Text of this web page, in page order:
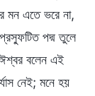
মন এতে ভরে না,
পদ্ম তুলে
বলেন এই
নেই; মনে হয়